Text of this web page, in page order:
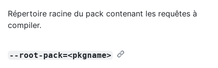
Répertoire racine du pack contenant les requêtes à
compiler.
--root-pack=<pkgname>